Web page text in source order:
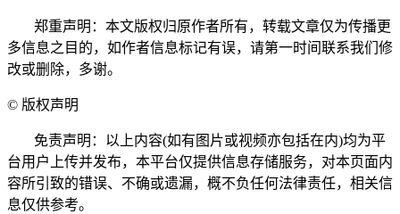
郑重声明：本文版权归原作者所有，转载文章仅为传播更
多信息之目的，如作者信息标记有误，请第一时间联系我们修
改或删除，多谢。
© 版权声明
免责声明：以上内容(如有图片或视频亦包括在内)均为平
台用户上传并发布，本平台仅提供信息存储服务，对本页面内
容所引致的错误、不确或遗漏，概不负任何法律责任，相关信
息仅供参考。